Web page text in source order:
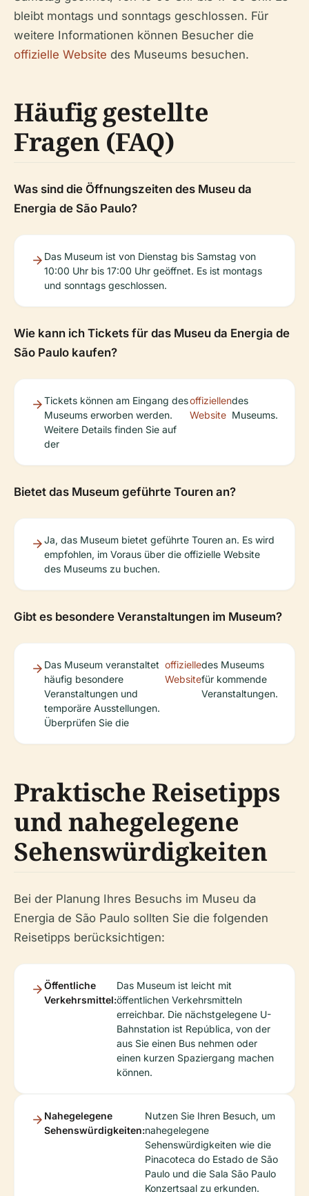
bleibt montags und sonntags geschlossen. Für
weitere Informationen können Besucher die
offizielle Website des Museums besuchen.
Häufig gestellte
Fragen (FAQ)
Was sind die Öffnungszeiten des Museu da
Energia de São Paulo?
Das Museum ist von Dienstag bis Samstag von
10:00 Uhr bis 17:00 Uhr geöffnet. Es ist montags
und sonntags geschlossen.
Wie kann ich Tickets für das Museu da Energia de
São Paulo kaufen?
Tickets können am Eingang des
Museums erworben werden.
Weitere Details finden Sie auf
der
offiziellen
Website
des
Museums.
Bietet das Museum geführte Touren an?
Ja, das Museum bietet geführte Touren an. Es wird
empfohlen, im Voraus über die offizielle Website
des Museums zu buchen.
Gibt es besondere Veranstaltungen im Museum?
Das Museum veranstaltet
häufig besondere
Veranstaltungen und
temporäre Ausstellungen.
Überprüfen Sie die
offizielle
Website
des Museums
für kommende
Veranstaltungen.
Praktische Reisetipps
und nahegelegene
Sehenswürdigkeiten
Bei der Planung Ihres Besuchs im Museu da
Energia de São Paulo sollten Sie die folgenden
Reisetipps berücksichtigen:
Öffentliche
Verkehrsmittel:
Das Museum ist leicht mit
öffentlichen Verkehrsmitteln
erreichbar. Die nächstgelegene U-
Bahnstation ist República, von der
aus Sie einen Bus nehmen oder
einen kurzen Spaziergang machen
können.
Nahegelegene
Sehenswürdigkeiten:
Nutzen Sie Ihren Besuch, um
nahegelegene
Sehenswürdigkeiten wie die
Pinacoteca do Estado de São
Paulo und die Sala São Paulo
Konzertsaal zu erkunden.